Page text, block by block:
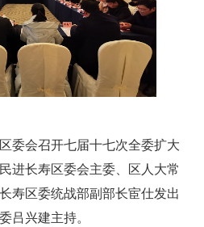
委会召开七届十七次全委扩大
进长寿区委会主委、区人大常
寿区委统战部副部长宦仕发出
吕兴建主持。